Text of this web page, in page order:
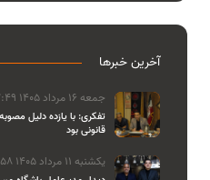
آخرین خبرها
جمعه 16 مرداد 1405 17:49
تفکری: با یازده دلیل
قانونی بود
یکشنبه 11 مرداد 1405 23:58